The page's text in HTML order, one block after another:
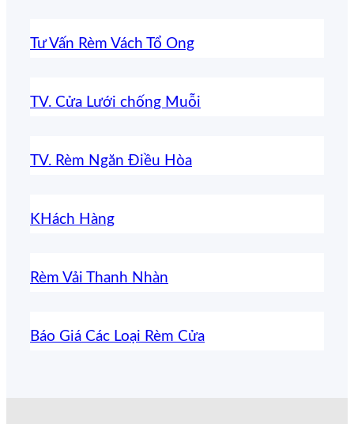
Tư Vấn Rèm Vách Tổ Ong
TV. Cửa Lưới chống Muỗi
TV. Rèm Ngăn Điều Hòa
KHách Hàng
Rèm Vải Thanh Nhàn
Báo Giá Các Loại Rèm Cửa